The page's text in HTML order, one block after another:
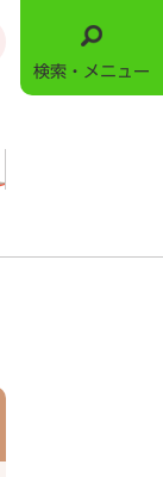
検索・メニュー